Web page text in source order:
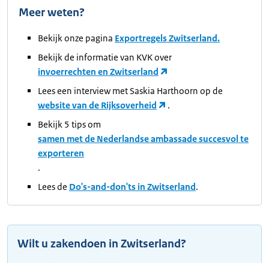
Meer weten?
Bekijk onze pagina Exportregels Zwitserland.
Bekijk de informatie van KVK over
invoerrechten en Zwitserland
Lees een interview met Saskia Harthoorn op de
website van de Rijksoverheid
.
Bekijk 5 tips om
samen met de Nederlandse ambassade succesvol te
exporteren
.
Lees de Do's-and-don'ts in Zwitserland.
Wilt u zakendoen in Zwitserland?